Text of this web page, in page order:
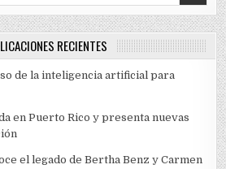
RECIENTES
de la inteligencia artificial para
en Puerto Rico y presenta nuevas
el legado de Bertha Benz y Carmen